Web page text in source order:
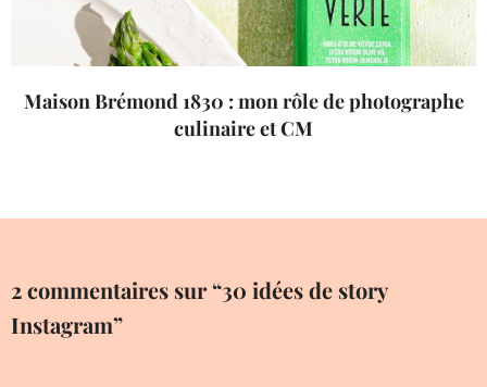
Maison Brémond 1830 : mon rôle de photographe
culinaire et CM
2 commentaires sur “30 idées de story
Instagram”